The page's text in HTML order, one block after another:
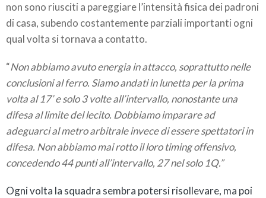
non sono riusciti a pareggiare l’intensità fisica dei padroni
di casa, subendo costantemente parziali importanti ogni
qual volta si tornava a contatto.
“Non abbiamo avuto energia in attacco, soprattutto nelle
conclusioni al ferro. Siamo andati in lunetta per la prima
volta al 17’ e solo 3 volte all’intervallo, nonostante una
difesa al limite del lecito. Dobbiamo imparare ad
adeguarci al metro arbitrale invece di essere spettatori in
difesa. Non abbiamo mai rotto il loro timing offensivo,
concedendo 44 punti all’intervallo, 27 nel solo 1Q.”
Ogni volta la squadra sembra potersi risollevare, ma poi